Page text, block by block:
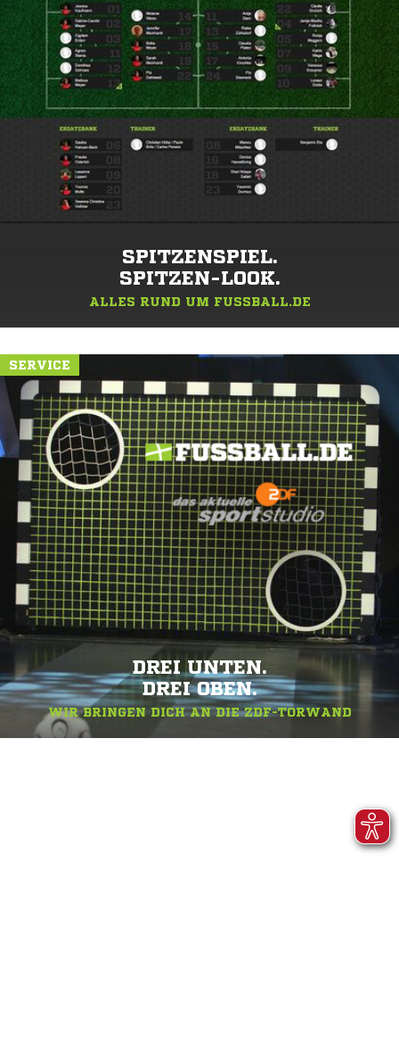
SPITZENSPIEL.
SPITZEN-LOOK.
ALLES RUND UM FUSSBALL.DE
SERVICE
DREI UNTEN.
DREI OBEN.
WIR BRINGEN DICH AN DIE ZDF-TORWAND